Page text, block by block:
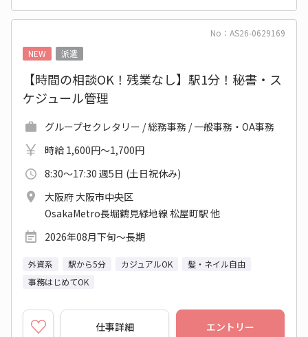
No：AS26-0629169
NEW
派遣
【時間の相談OK！残業なし】駅1分！秘書・ス
ケジュール管理
グループセクレタリー / 総務事務 / 一般事務・OA事務
時給 1,600円～1,700円
8:30～17:30 週5日 (土日祝休み)
大阪府 大阪市中央区
OsakaMetro長堀鶴見緑地線 松屋町駅 他
2026年08月下旬～長期
外資系 駅から5分 カジュアルOK
髪・ネイル自由
事務はじめてOK
仕事詳細 エントリー